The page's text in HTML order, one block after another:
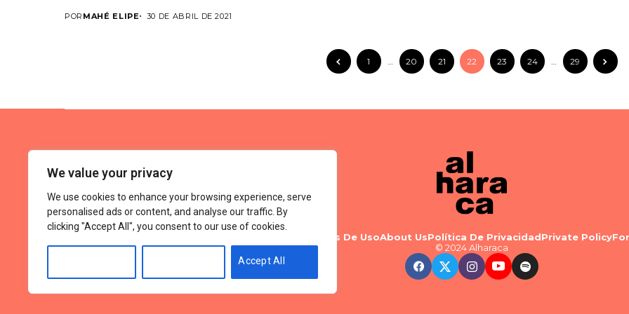
We value your privacy
We use cookies to enhance your browsing experience, serve
personalised ads or content, and analyse our traffic. By
clicking "Accept All", you consent to our use of cookies.
Accept All
POR MAHÉ ELIPE 30 DE ABRIL DE 2021
1 20 21 22 23 24 29
Términos De UsoAbout UsPolítica De PrivacidadPrivate Policy
© 2024 Alharaca